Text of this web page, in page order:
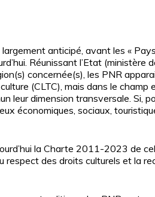
anticipé, avant les «
Réunissant l’Etat (ministère
concernée(s), les PNR
(CLTC), mais dans le champ
leur dimension transversale. Si,
économiques, sociaux,
la Charte 2011-2023 de
respect des droits culturels et la